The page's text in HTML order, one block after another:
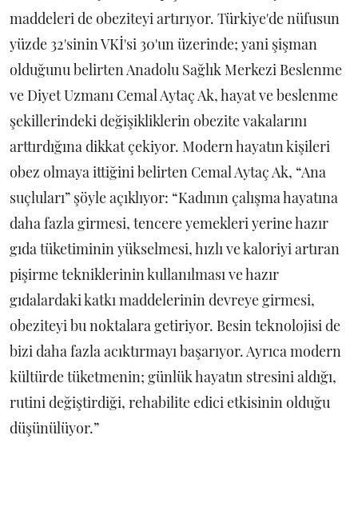
maddeleri de obeziteyi artırıyor. Türkiye'de nüfusun
yüzde 32'sinin VKİ'si 30'un üzerinde; yani şişman
olduğunu belirten Anadolu Sağlık Merkezi Beslenme
ve Diyet Uzmanı Cemal Aytaç Ak, hayat ve beslenme
şekillerindeki değişikliklerin obezite vakalarını
arttırdığına dikkat çekiyor. Modern hayatın kişileri
obez olmaya ittiğini belirten Cemal Aytaç Ak, “Ana
suçluları” şöyle açıklıyor: “Kadının çalışma hayatına
daha fazla girmesi, tencere yemekleri yerine hazır
gıda tüketiminin yükselmesi, hızlı ve kaloriyi artıran
pişirme tekniklerinin kullanılması ve hazır
gıdalardaki katkı maddelerinin devreye girmesi,
obeziteyi bu noktalara getiriyor. Besin teknolojisi de
bizi daha fazla acıktırmayı başarıyor. Ayrıca modern
kültürde tüketmenin; günlük hayatın stresini aldığı,
rutini değiştirdiği, rehabilite edici etkisinin olduğu
düşünülüyor.”